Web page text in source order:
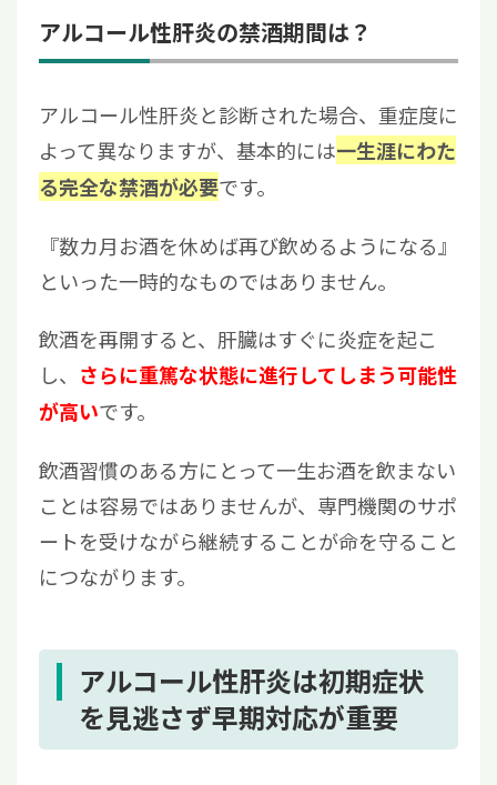
アルコール性肝炎の禁酒期間は？
アルコール性肝炎と診断された場合、重症度に
よって異なりますが、基本的には一生涯にわた
る完全な禁酒が必要です。
『数カ月お酒を休めば再び飲めるようになる』
といった一時的なものではありません。
飲酒を再開すると、肝臓はすぐに炎症を起こ
し、 さらに重篤な状態に進行してしまう可能性
が高いです。
飲酒習慣のある方にとって一生お酒を飲まない
ことは容易ではありませんが、専門機関のサポ
ートを受けながら継続することが命を守ること
につながります。
アルコール性肝炎は初期症状
を見逃さず早期対応が重要